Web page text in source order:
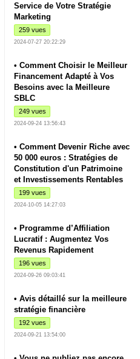
Service de Votre Stratégie
Marketing
259 vues
2024-07-27 20:22:29
• Comment Choisir le Meilleur
Financement Adapté à Vos
Besoins avec la Meilleure
SBLC
249 vues
2024-09-24 13:56:43
• Comment Devenir Riche avec
50 000 euros : Stratégies de
Constitution d'un Patrimoine
et Investissements Rentables
199 vues
2024-10-05 14:27:03
• Programme d’Affiliation
Lucratif : Augmentez Vos
Revenus Rapidement
196 vues
2024-09-26 09:03:41
• Avis détaillé sur la meilleure
stratégie financière
192 vues
2024-09-21 13:54:00